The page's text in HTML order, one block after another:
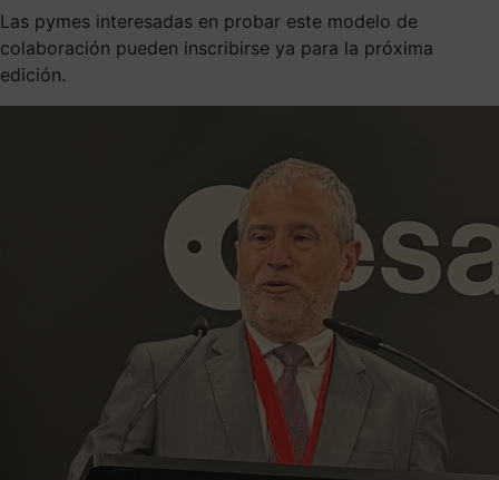
Las pymes interesadas en probar este modelo de
colaboración pueden inscribirse ya para la próxima
edición.